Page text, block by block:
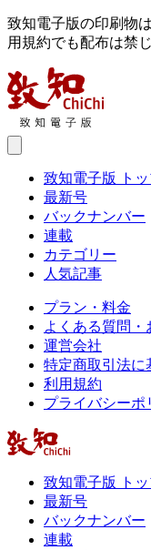
致知電子版の印刷物
用規約でも配布は禁
致知電子版 ト
最新号
バックナンバー
連載
カテゴリー
人気記事
プラン・料金
よくある質問・
運営会社
特定商取引法に
利用規約
プライバシーポ
致知電子版 ト
最新号
バックナンバー
連載